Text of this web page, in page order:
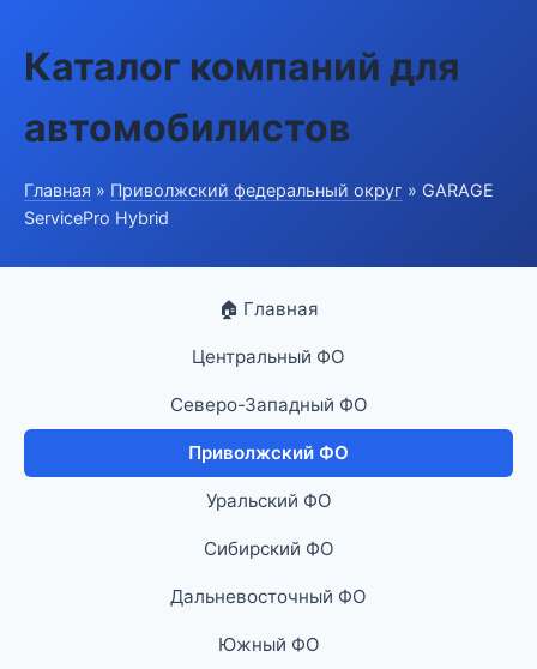
Каталог компаний для
автомобилистов
Главная » Приволжский федеральный округ » GARAGE
ServicePro Hybrid
🏠 Главная
Центральный ФО
Северо-Западный ФО
Приволжский ФО
Уральский ФО
Сибирский ФО
Дальневосточный ФО
Южный ФО